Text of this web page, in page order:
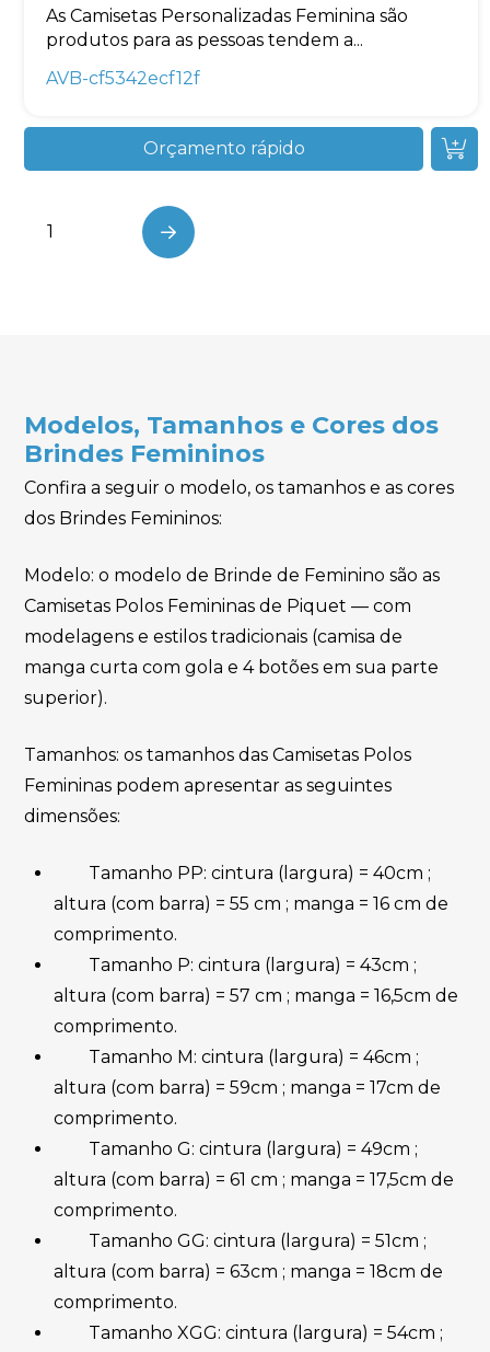
As Camisetas Personalizadas Feminina são
produtos para as pessoas tendem a...
AVB-cf5342ecf12f
Orçamento rápido
1 Next
Modelos, Tamanhos e Cores dos
Brindes Femininos
Confira a seguir o modelo, os tamanhos e as cores
dos Brindes Femininos:
Modelo: o modelo de Brinde de Feminino são as
Camisetas Polos Femininas de Piquet — com
modelagens e estilos tradicionais (camisa de
manga curta com gola e 4 botões em sua parte
superior).
Tamanhos: os tamanhos das Camisetas Polos
Femininas podem apresentar as seguintes
dimensões:
Tamanho PP: cintura (largura) = 40cm ;
altura (com barra) = 55 cm ; manga = 16 cm de
comprimento.
Tamanho P: cintura (largura) = 43cm ;
altura (com barra) = 57 cm ; manga = 16,5cm de
comprimento.
Tamanho M: cintura (largura) = 46cm ;
altura (com barra) = 59cm ; manga = 17cm de
comprimento.
Tamanho G: cintura (largura) = 49cm ;
altura (com barra) = 61 cm ; manga = 17,5cm de
comprimento.
Tamanho GG: cintura (largura) = 51cm ;
altura (com barra) = 63cm ; manga = 18cm de
comprimento.
Tamanho XGG: cintura (largura) = 54cm ;